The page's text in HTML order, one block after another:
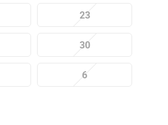
23
30
6